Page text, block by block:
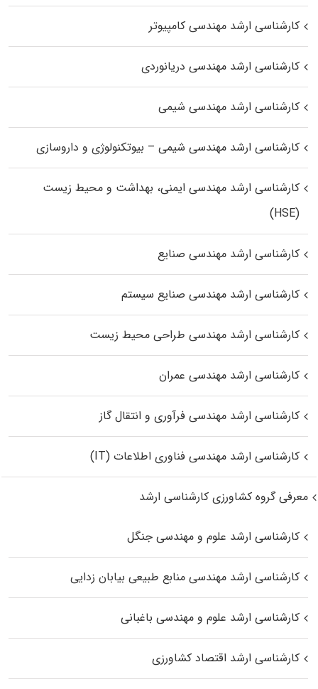
کارشناسی ارشد مهندسی کامپیوتر
کارشناسی ارشد مهندسی دریانوردی
کارشناسی ارشد مهندسی شیمی
کارشناسی ارشد مهندسی شیمی – بیوتکنولوژی و داروسازی
کارشناسی ارشد مهندسی ایمنی، بهداشت و محیط زیست
(HSE)
کارشناسی ارشد مهندسی صنایع
کارشناسی ارشد مهندسی صنایع سیستم
کارشناسی ارشد مهندسی طراحی محیط زیست
کارشناسی ارشد مهندسی عمران
کارشناسی ارشد مهندسی فرآوری و انتقال گاز
کارشناسی ارشد مهندسی فناوری اطلاعات (IT)
معرفی گروه کشاورزی کارشناسی ارشد
کارشناسی ارشد علوم و مهندسی جنگل
کارشناسی ارشد مهندسی منابع طبیعی بیابان زدایی
کارشناسی ارشد علوم و مهندسی باغبانی
کارشناسی ارشد اقتصاد کشاورزی